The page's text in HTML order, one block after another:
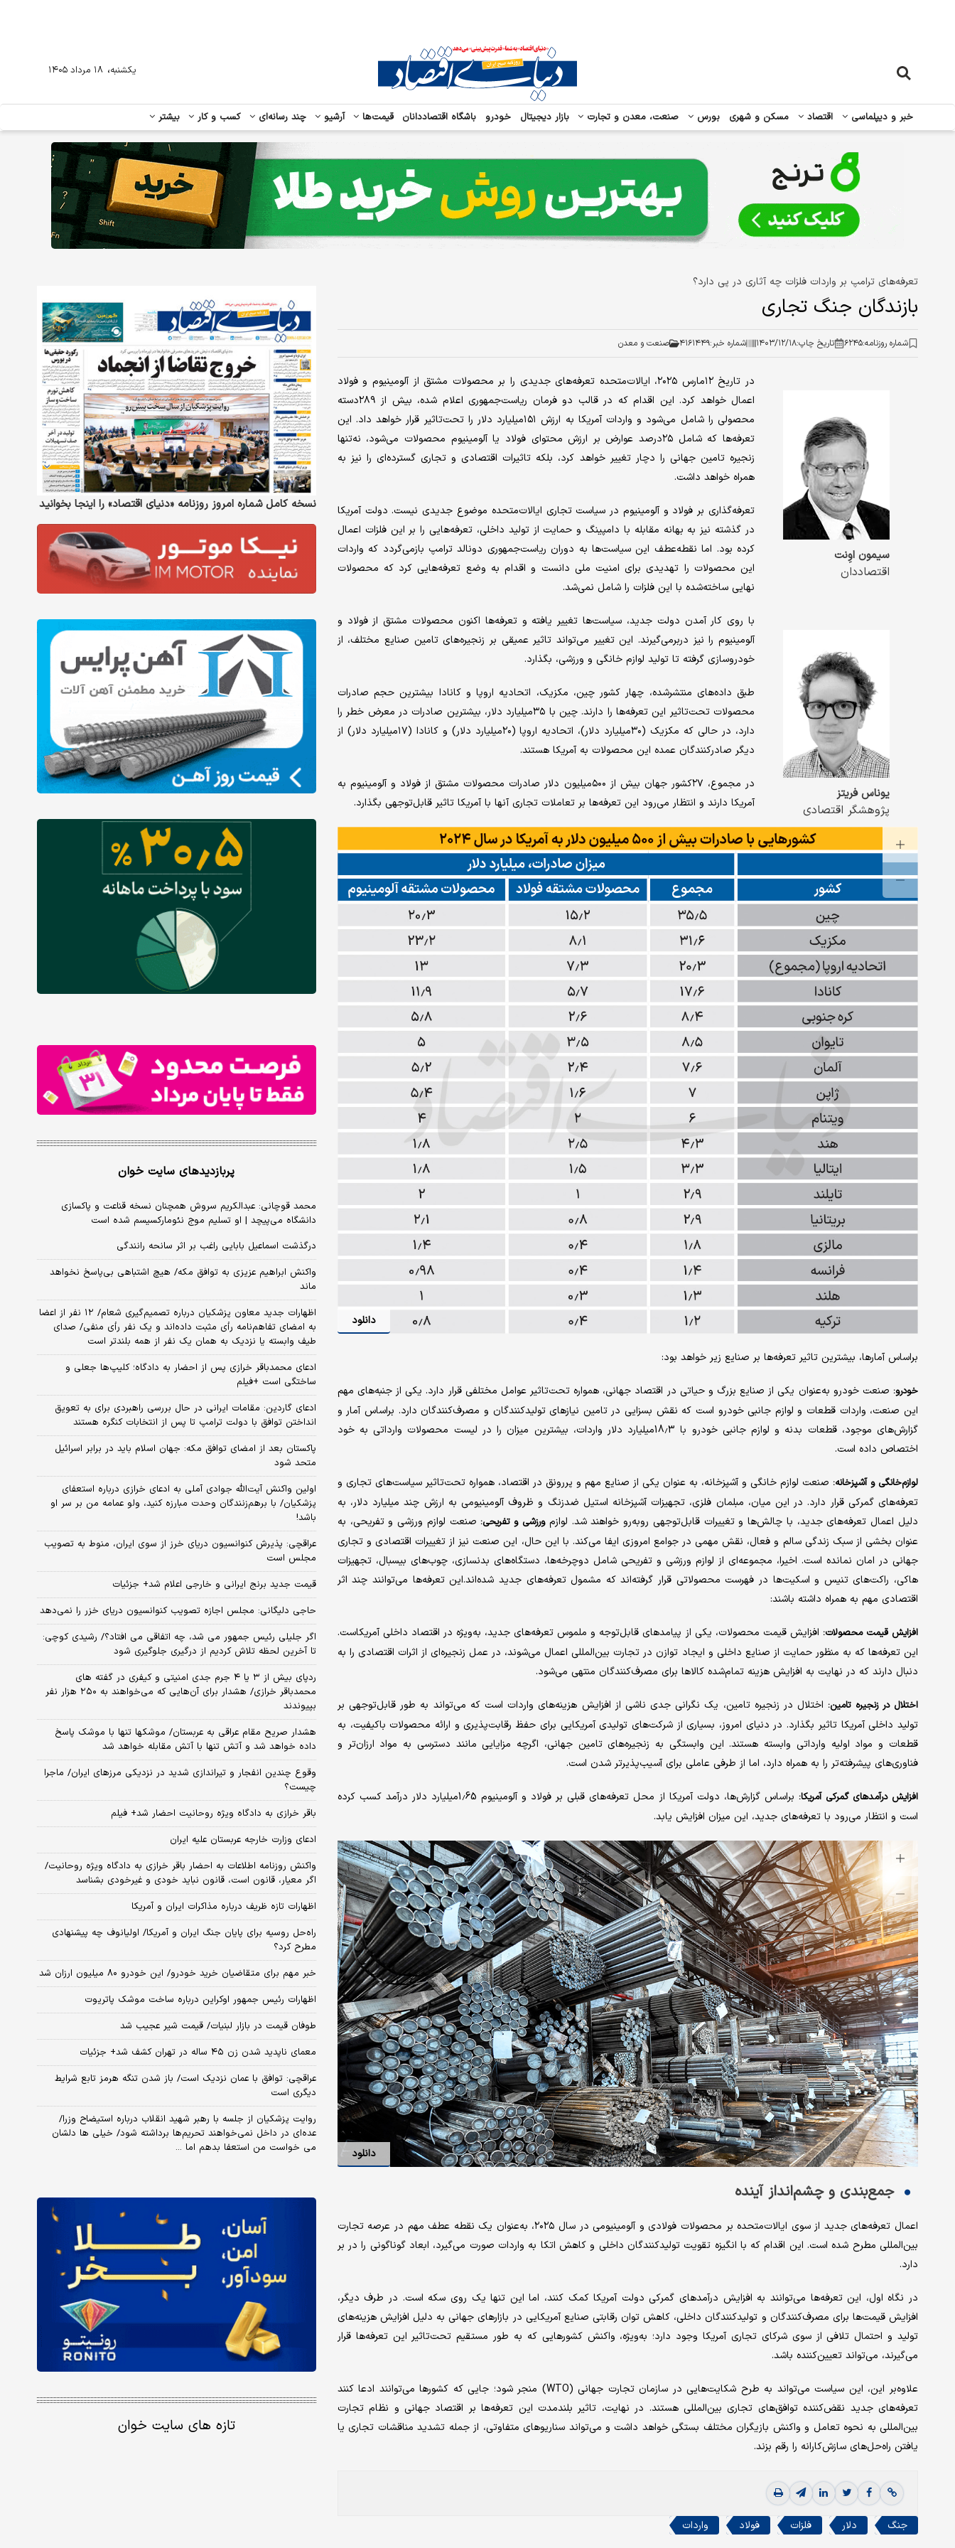
خبر و دیپلماسی اقتصاد مسکن و شهری بورس صنعت، معدن و تجارت بازار دیجیتال خودرو باشگاه اقتصاددانان قیمت‌ها آرشیو چند رسانه‌ای کسب و کار بیشتر
یکشنبه، ۱۸ مرداد ۱۴۰۵
تعرفه‌‌‌های ترامپ بر واردات فلزات چه آثاری در پی دارد؟
بازندگان جنگ تجاری
شماره روزنامه:۶۲۴۵ تاریخ چاپ:۱۴۰۳/۱۲/۱۸ شماره خبر:۴۱۶۱۴۴۹ صنعت و معدن
سیمون اوِنت
اقتصاددان
در تاریخ ۱۲مارس ۲۰۲۵، ایالات‌متحده تعرفه‌‌‌های جدیدی را بر محصولات مشتق از آلومینیوم و فولاد
اعمال خواهد کرد. این اقدام که در قالب دو فرمان ریاست‌جمهوری اعلام شده، بیش از ۲۸۹دسته
محصولی را شامل می‌شود و واردات آمریکا به ارزش ۱۵۱میلیارد دلار را تحت‌تاثیر قرار خواهد داد. این
تعرفه‌‌‌ها که شامل ۲۵‌درصد عوارض بر ارزش محتوای فولاد یا آلومینیوم محصولات می‌شود، نه‌‌‌تنها
زنجیره تامین جهانی را دچار تغییر خواهد کرد، بلکه تاثیرات اقتصادی و تجاری گسترده‌‌‌ای را نیز به
همراه خواهد داشت.
تعرفه‌‌‌گذاری بر فولاد و آلومینیوم در سیاست تجاری ایالات‌متحده موضوع جدیدی نیست. دولت آمریکا
در گذشته نیز به بهانه مقابله با دامپینگ و حمایت از تولید داخلی، تعرفه‌‌‌هایی را بر این فلزات اعمال
کرده بود. اما نقطه‌عطف این سیاست‌‌‌ها به دوران ریاست‌جمهوری دونالد ترامپ بازمی‌گردد که واردات
این محصولات را تهدیدی برای امنیت ملی دانست و اقدام به وضع تعرفه‌‌‌هایی کرد که محصولات
نهایی ساخته‌‌‌شده با این فلزات را شامل نمی‌‌‌شد.
یوناس فریتز
پژوهشگر اقتصادی
با روی کار آمدن دولت جدید، سیاست‌‌‌ها تغییر یافته و تعرفه‌‌‌ها اکنون محصولات مشتق از فولاد و
آلومینیوم را نیز دربرمی‌‌‌گیرند. این تغییر می‌‌‌تواند تاثیر عمیقی بر زنجیره‌‌‌های تامین صنایع مختلف، از
خودروسازی گرفته تا تولید لوازم خانگی و ورزشی، بگذارد.
طبق داده‌‌‌های منتشرشده، چهار کشور چین، مکزیک، اتحادیه اروپا و کانادا بیشترین حجم صادرات
محصولات تحت‌تاثیر این تعرفه‌‌‌ها را دارند. چین با ۳۵میلیارد دلار، بیشترین صادرات در معرض خطر را
دارد، در حالی که مکزیک (۳۰میلیارد دلار)، اتحادیه اروپا (۲۰میلیارد دلار) و کانادا (۱۷میلیارد دلار) از
دیگر صادرکنندگان عمده این محصولات به آمریکا هستند.
در مجموع، ۲۷کشور جهان بیش از ۵۰۰میلیون دلار صادرات محصولات مشتق از فولاد و آلومینیوم به
آمریکا دارند و انتظار می‌رود این تعرفه‌‌‌ها بر تعاملات تجاری آنها با آمریکا تاثیر قابل‌‌‌توجهی بگذارد.
دانلود
براساس آمارها، بیشترین تاثیر تعرفه‌‌‌ها بر صنایع زیر خواهد بود:
خودرو: صنعت خودرو به‌عنوان یکی از صنایع بزرگ و حیاتی در اقتصاد جهانی، همواره تحت‌تاثیر عوامل مختلفی قرار دارد. یکی از جنبه‌‌‌های مهم
این صنعت، واردات قطعات و لوازم جانبی خودرو است که نقش بسزایی در تامین نیازهای تولیدکنندگان و مصرف‌کنندگان دارد. براساس آمار و
گزارش‌‌‌های موجود، قطعات بدنه و لوازم جانبی خودرو با 18.3میلیارد دلار واردات، بیشترین میزان را در لیست محصولات وارداتی به خود
اختصاص داده است.
لوازم‌خانگی و آشپزخانه: صنعت لوازم خانگی و آشپزخانه، به عنوان یکی از صنایع مهم و پررونق در اقتصاد، همواره تحت‌تاثیر سیاست‌‌‌های تجاری و
تعرفه‌‌‌های گمرکی قرار دارد. در این میان، مبلمان فلزی، تجهیزات آشپزخانه استیل ضدزنگ و ظروف آلومینیومی به ارزش چند میلیارد دلار، به
دلیل اعمال تعرفه‌‌‌های جدید، با چالش‌‌‌ها و تغییرات قابل‌توجهی روبه‌رو خواهند شد. لوازمورزشی و تفریحی: صنعت لوازم ورزشی و تفریحی، به
عنوان بخشی از سبک زندگی سالم و فعال، نقش مهمی در جوامع امروزی ایفا می‌کند. با این حال، این صنعت نیز از تغییرات اقتصادی و تجاری
جهانی در امان نمانده است. اخیرا، مجموعه‌‌‌ای از لوازم ورزشی و تفریحی شامل دوچرخه‌‌‌ها، دستگاه‌‌‌های بدنسازی، چوب‌‌‌های بیسبال، تجهیزات
هاکی، راکت‌‌‌های تنیس و اسکیت‌‌‌ها در فهرست محصولاتی قرار گرفته‌‌‌اند که مشمول تعرفه‌‌‌های جدید شده‌‌‌اند.این تعرفه‌‌‌ها می‌‌‌توانند چند اثر
اقتصادی مهم به همراه داشته باشند:
افزایش قیمت محصولات: افزایش قیمت محصولات، یکی از پیامدهای قابل‌توجه و ملموس تعرفه‌‌‌های جدید، به‌ویژه در اقتصاد داخلی آمریکاست.
این تعرفه‌‌‌ها که به منظور حمایت از صنایع داخلی و ایجاد توازن در تجارت بین‌المللی اعمال می‌‌‌شوند، در عمل زنجیره‌‌‌ای از اثرات اقتصادی را به
دنبال دارند که در نهایت به افزایش هزینه تمام‌‌‌شده کالاها برای مصرف‌کنندگان منتهی می‌شود.
اختلال در زنجیره تامین: اختلال در زنجیره تامین، یک نگرانی جدی ناشی از افزایش هزینه‌‌‌های واردات است که می‌‌‌تواند به طور قابل‌توجهی بر
تولید داخلی آمریکا تاثیر بگذارد. در دنیای امروز، بسیاری از شرکت‌های تولیدی آمریکایی برای حفظ رقابت‌‌‌پذیری و ارائه محصولات باکیفیت، به
قطعات و مواد اولیه وارداتی وابسته هستند. این وابستگی به زنجیره‌‌‌های تامین جهانی، اگرچه مزایایی مانند دسترسی به مواد ارزان‌‌‌تر و
فناوری‌‌‌های پیشرفته‌‌‌تر را به همراه دارد، اما از طرفی عاملی برای آسیب‌‌‌پذیر‌تر شدن است.
افزایش درآمدهای گمرکی آمریکا:
براساس گزارش‌‌‌ها، دولت آمریکا از محل تعرفه‌‌‌های قبلی بر فولاد و آلومینیوم 1.65میلیارد دلار درآمد کسب کرده
است و انتظار می‌رود با تعرفه‌‌‌های جدید، این میزان افزایش یابد.
دانلود
جمع‌‌‌بندی و چشم‌‌‌انداز آینده
اعمال تعرفه‌‌‌های جدید از سوی ایالات‌متحده بر محصولات فولادی و آلومینیومی در سال ۲۰۲۵، به‌عنوان یک نقطه عطف مهم در عرصه تجارت
بین‌المللی مطرح شده است. این اقدام که با انگیزه تقویت تولیدکنندگان داخلی و کاهش اتکا به واردات صورت می‌گیرد، ابعاد گوناگونی را در بر
دارد.
در نگاه اول، این تعرفه‌‌‌ها می‌‌‌توانند به افزایش درآمدهای گمرکی دولت آمریکا کمک کنند، اما این تنها یک روی سکه است. در طرف دیگر،
افزایش قیمت‌ها برای مصرف‌کنندگان و تولیدکنندگان داخلی، کاهش توان رقابتی صنایع آمریکایی در بازارهای جهانی به دلیل افزایش هزینه‌‌‌های
تولید و احتمال تلافی از سوی شرکای تجاری آمریکا وجود دارد؛ به‌‌‌ویژه، واکنش کشورهایی که به طور مستقیم تحت‌تاثیر این تعرفه‌‌‌ها قرار
می‌‌‌گیرند، می‌‌‌تواند تعیین‌‌‌کننده باشد.
علاوه‌بر این، این سیاست می‌‌‌تواند به طرح شکایت‌‌‌هایی در سازمان تجارت جهانی (WTO) منجر شود؛ جایی که کشورها می‌‌‌توانند ادعا کنند
تعرفه‌‌‌های جدید نقض‌کننده توافق‌‌‌های تجاری بین‌المللی هستند. در نهایت، تاثیر بلندمدت این تعرفه‌‌‌ها بر اقتصاد جهانی و نظام تجارت
بین‌المللی به نحوه تعامل و واکنش بازیگران مختلف بستگی خواهد داشت و می‌‌‌تواند سناریوهای متفاوتی، از جمله تشدید مناقشات تجاری یا
یافتن راه‌‌‌حل‌‌‌های سازش‌‌‌کارانه را رقم بزند.
جنگ دلار فلزات فولاد واردات
نسخه کامل شماره امروز روزنامه «دنیای‌ اقتصاد» را اینجا بخوانید
پربازدیدهای سایت خوان
محمد قوچانی: عبدالکریم سروش همچنان نسخه قناعت و پاکسازی
دانشگاه می‌پیچد | او تسلیم موج نئومارکسیسم شده است
درگذشت اسماعیل بابایی راغب بر اثر سانحه رانندگی
واکنش ابراهیم عزیزی به توافق مکه/ هیچ اشتباهی بی‌پاسخ نخواهد
ماند
اظهارات جدید معاون پزشکیان درباره تصمیم‌گیری شعام/ ۱۲ نفر از اعضا
به امضای تفاهم‌نامه رأی مثبت داده‌اند و یک نفر رأی منفی/ صدای
طیف وابسته یا نزدیک به همان یک نفر از همه بلندتر است
ادعای محمدباقر خرازی پس از احضار به دادگاه؛ کلیپ‌ها جعلی و
ساختگی است +فیلم
ادعای گاردین: مقامات ایرانی در حال بررسی راهبردی برای به تعویق
انداختن توافق با دولت ترامپ تا پس از انتخابات کنگره هستند
پاکستان بعد از امضای توافق مکه: جهان اسلام باید در برابر اسرائیل
متحد شود
اولین واکنش آیت‌الله جوادی آملی به ادعای خرازی درباره استعفای
پزشکیان/ با برهم‌زنندگان وحدت مبارزه کنید، ولو عمامه من بر سر او
باشد!
عراقچی: پذیرش کنوانسیون دریای خرز از سوی ایران، منوط به تصویب
مجلس است
قیمت جدید برنج ایرانی و خارجی اعلام شد+ جزئیات
حاجی دلیگانی: مجلس اجازه تصویب کنوانسیون دریای خزر را نمی‌دهد
اگر جلیلی رئیس جمهور می شد، چه اتفاقی می افتاد؟/ رشیدی کوچی:
تا آخرین لحظه تلاش کردیم از درگیری جلوگیری شود
ردپای بیش از ۳ یا ۴ جرم جدی امنیتی و کیفری در گفته های
محمدباقر خرازی/ هشدار برای آن‌هایی که می‌خواهند به ۲۵۰ هزار نفر
بپیوندند
هشدار صریح مقام عراقی به عربستان/ موشکها تنها با موشک پاسخ
داده خواهد شد و آتش تنها با آتش مقابله خواهد شد
وقوع چندین انفجار و تیراندازی شدید در نزدیکی مرز‌های ایران/ ماجرا
چیست؟
باقر خرازی به دادگاه ویژه روحانیت احضار شد+ فیلم
ادعای وزارت خارجه عربستان علیه ایران
واکنش روزنامه اطلاعات به احضار باقر خرازی به دادگاه ویژه روحانیت/
اگر معیار، قانون است، قانون نباید خودی و غیرخودی بشناسد
اظهارات تازه ظریف درباره مذاکرات ایران و آمریکا
راه‌حل روسیه برای پایان جنگ ایران و آمریکا/ اولیانوف چه پیشنهادی
مطرح کرد؟
خبر مهم برای متقاضیان خرید خودرو/ این خودرو ۸۰ میلیون ارزان شد
اظهارات رئیس جمهور اوکراین درباره ساخت موشک پاتریوت
طوفان قیمت در بازار لبنیات/ قیمت شیر عجیب شد
معمای ناپدید شدن زن ۴۵ ساله در تهران کشف شد+ جزئیات
عراقچی: توافق با عمان نزدیک است/ باز شدن تنگه هرمز تابع شرایط
دیگری است
روایت پزشکیان از جلسه با رهبر شهید انقلاب درباره استیضاح وزرا/
عده‌ای در داخل نمی‌خواهند تحریم‌ها برداشته شود/ خیلی ها دلشان
می خواست من استعفا بدهم اما ...
تازه های سایت خوان